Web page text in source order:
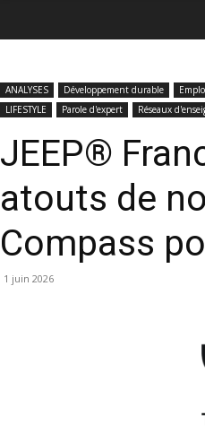
ANALYSES Développement durable
LIFESTYLE
Parole d'expert Réseaux
JEEP®
atouts de
Compass
1 juin 2026